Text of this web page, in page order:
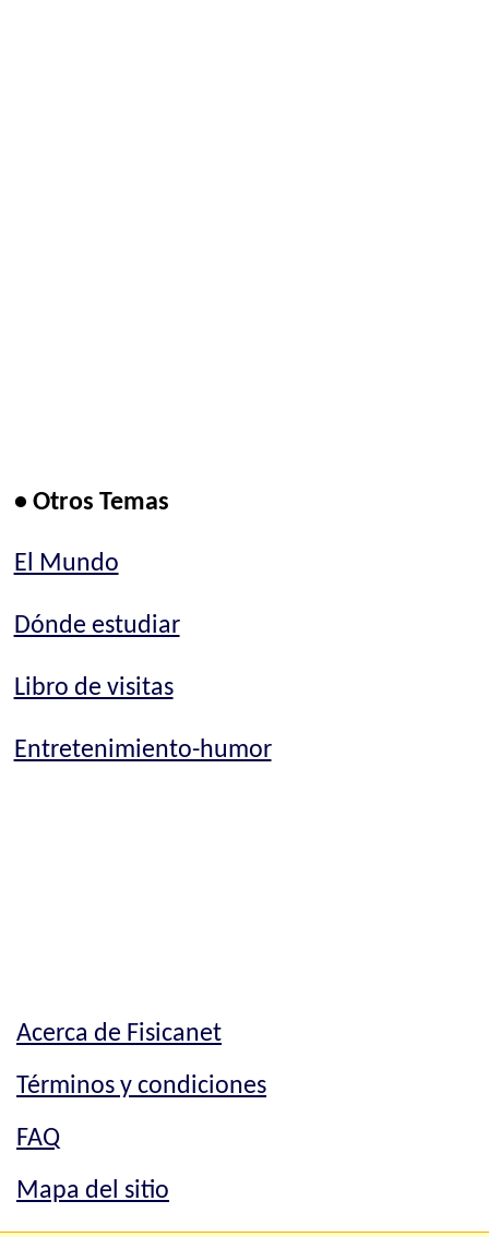
• Otros Temas
El Mundo
Dónde estudiar
Libro de visitas
Entretenimiento-humor
Acerca de Fisicanet
Términos y condiciones
FAQ
Mapa del sitio